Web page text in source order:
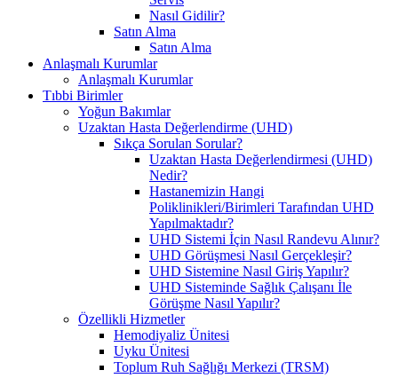
Nasıl Gidilir?
Satın Alma
Satın Alma
Anlaşmalı Kurumlar
Anlaşmalı Kurumlar
Tıbbi Birimler
Yoğun Bakımlar
Uzaktan Hasta Değerlendirme (UHD)
Sıkça Sorulan Sorular?
Uzaktan Hasta Değerlendirmesi (UHD)
Nedir?
Hastanemizin Hangi
Poliklinikleri/Birimleri Tarafından UHD
Yapılmaktadır?
UHD Sistemi İçin Nasıl Randevu Alınır?
UHD Görüşmesi Nasıl Gerçekleşir?
UHD Sistemine Nasıl Giriş Yapılır?
UHD Sisteminde Sağlık Çalışanı İle
Görüşme Nasıl Yapılır?
Özellikli Hizmetler
Hemodiyaliz Ünitesi
Uyku Ünitesi
Toplum Ruh Sağlığı Merkezi (TRSM)